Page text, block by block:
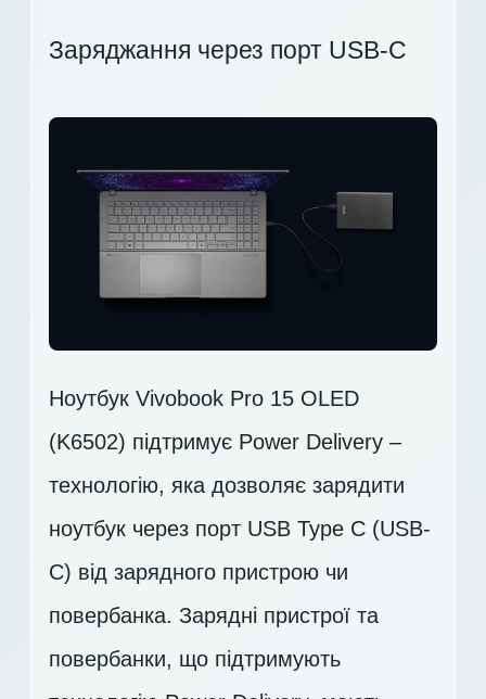
Заряджання через порт USB-C
Ноутбук Vivobook Pro 15 OLED
(K6502) підтримує Power Delivery –
технологію, яка дозволяє зарядити
ноутбук через порт USB Type C (USB-
C) від зарядного пристрою чи
повербанка. Зарядні пристрої та
повербанки, що підтримують